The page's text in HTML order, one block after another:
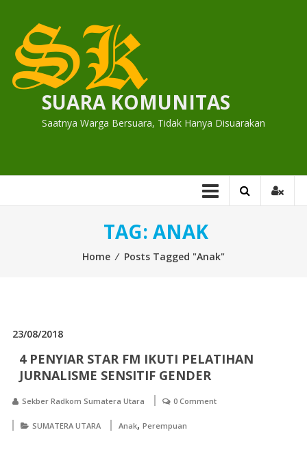
content
SUARA KOMUNITAS
Saatnya Warga Bersuara, Tidak Hanya Disuarakan
TAG:ANAK
Home ⁄ Posts Tagged "Anak"
23/08/2018
4 PENYIAR STAR FM IKUTI PELATIHAN
JURNALISME SENSITIF GENDER
Sekber Radkom Sumatera Utara 0 Comment
SUMATERA UTARA Anak, Perempuan